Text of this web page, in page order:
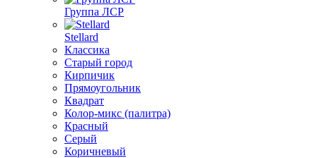
Группа ЛСР
Stellard
Классика
Старый город
Кирпичик
Прямоугольник
Квадрат
Колор-микс (палитра)
Красный
Серый
Коричневый